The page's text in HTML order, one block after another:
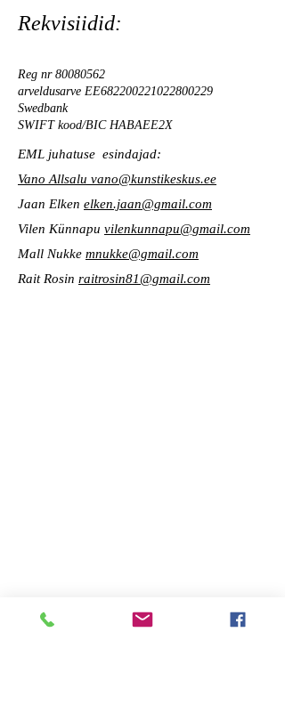
Rekvisiidid:
Reg nr 80080562
arveldusarve EE682200221022800229
Swedbank
SWIFT kood/BIC HABAEE2X
EML juhatuse esindajad:
Vano Allsalu vano@kunstikeskus.ee
Jaan Elken elken.jaan@gmail.com
Vilen Künnapu vilenkunnapu@gmail.com
Mall Nukke mnukke@gmail.com
Rait Rosin raitrosin81@gmail.com